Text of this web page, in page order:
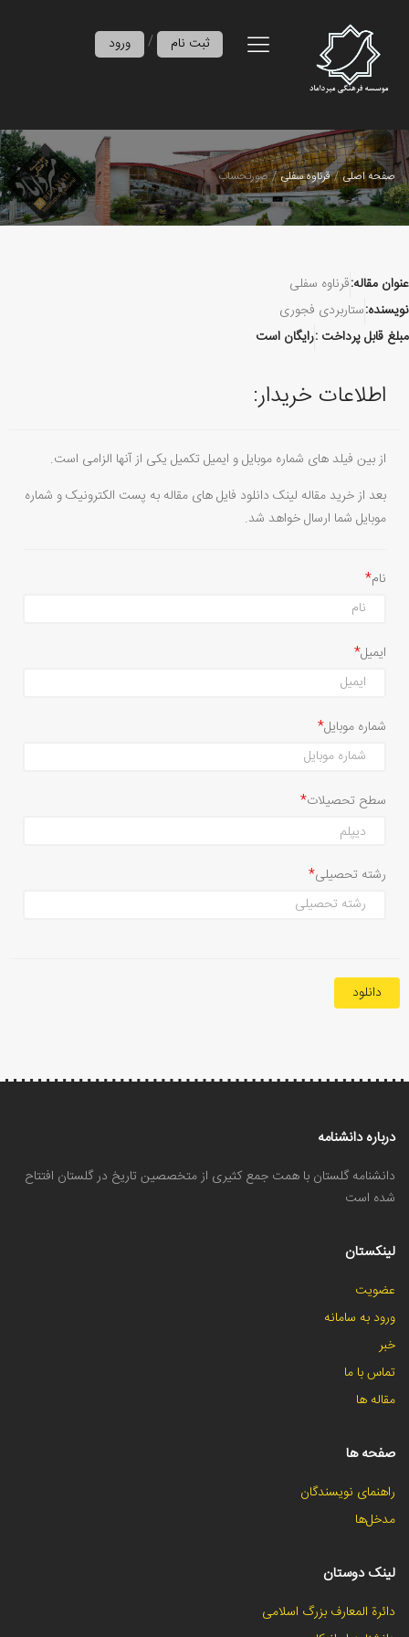
ورود / ثبت نام
صفحه اصلی قرناوه سفلی صورتحساب
عنوان مقاله:قرناوه سفلی
نویسنده:ستاربردی فجوری
مبلغ قابل پرداخت :رایگان است
اطلاعات خریدار:
از بین فیلد های شماره موبایل و ایمیل تکمیل یکی از آنها الزامی است.
بعد از خرید مقاله لینک دانلود فایل های مقاله به پست الکترونیک و شماره
موبایل شما ارسال خواهد شد.
نام
ایمیل
شماره موبایل
سطح تحصیلات
رشته تحصیلی
دانلود
درباره دانشنامه
دانشنامه گلستان با همت جمع کثیری از متخصصین تاریخ در گلستان افتتاح
شده است
لینکستان
عضویت
ورود به سامانه
خبر
تماس با ما
مقاله ها
صفحه ها
راهنمای نویسندگان
مدخل‌ها
لینک دوستان
دائرة المعارف بزرگ اسلامی